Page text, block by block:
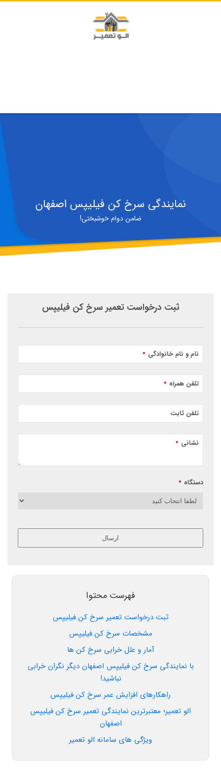
نمایندگی سرخ کن فیلیپس اصفهان
ضامن دوام خوشبختی!
ثبت درخواست تعمیر سرخ کن فیلیپس
نام و نام خانوادگی *
تلفن همراه *
تلفن ثابت
نشانی *
دستگاه *
ارسال
فهرست محتوا
ثبت درخواست تعمیر سرخ کن فیلیپس
مشخصات سرخ کن فیلیپس
آمار و علل خرابی سرخ کن ها
با نمایندگی سرخ کن فیلیپس اصفهان دیگر نگران خرابی
نباشید!
راهکارهای افزایش عمر سرخ کن فیلیپس
الو تعمیر؛ معتبرترین نمایندگی تعمیر سرخ کن فیلیپس
اصفهان
ویژگی های سامانه الو تعمیر